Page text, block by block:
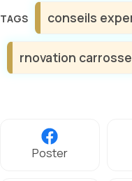
Étiquettes
conseils
rnovation
Poster